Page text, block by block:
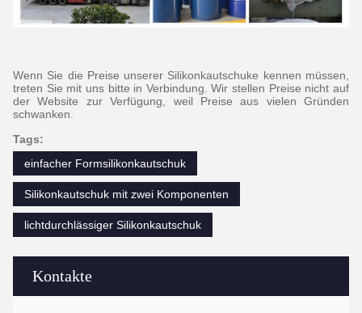
Kontakte
Wenn Sie die Preise unserer Silikonkautschuke kennen müssen,
treten Sie mit uns bitte in Verbindung. Wir stellen Preise nicht auf
der Website zur Verfügung, weil Preise aus vielen Gründen
schwanken.
Tags:
einfacher Formsilikonkautschuk
Silikonkautschuk mit zwei Komponenten
lichtdurchlässiger Silikonkautschuk